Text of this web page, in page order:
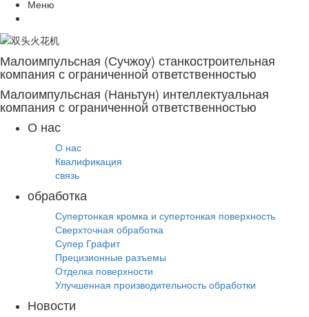
Меню
Малоимпульсная (Сучжоу) станкостроительная
компания с ограниченной ответственностью
Малоимпульсная (Наньтун) интеллектуальная
компания с ограниченной ответственностью
О нас
О нас
Квалификация
связь
обработка
Супертонкая кромка и супертонкая поверхность
Сверхточная обработка
Супер Графит
Прецизионные разъемы
Отделка поверхности
Улучшенная производительность обработки
Новости